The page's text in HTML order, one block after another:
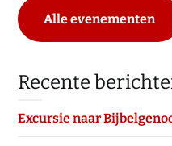
Alle evenementen
Recente
Excursie naar